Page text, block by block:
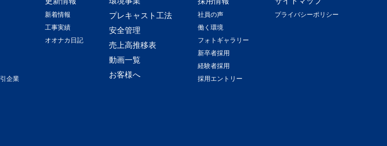
企業
新着情報
工事実績
オオナカ日記
プレキャスト工法
安全管理
売上高推移表
動画一覧
お客様へ
社員の声
働く環境
フォトギャラリー
新卒者採用
経験者採用
採用エントリー
プライバシーポリシー